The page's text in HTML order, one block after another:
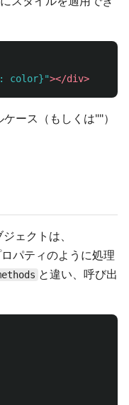
color}"></div>
ース（もしくは""）
ェクトは、
パティのように処理
と違い、呼び出